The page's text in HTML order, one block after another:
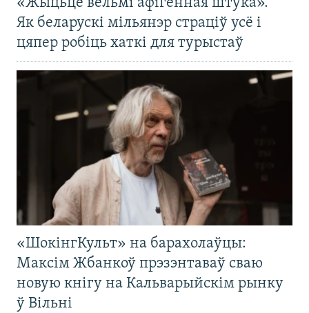
«Жыцьцё вельмі афігенная штука».
Як беларускі мільянэр страціў усё і
цяпер робіць хаткі для турыстаў
«ШокінгКульт» на барахолаўцы:
Максім Жбанкоў прэзэнтаваў сваю
новую кнігу на Кальварыйскім рынку
ў Вільні